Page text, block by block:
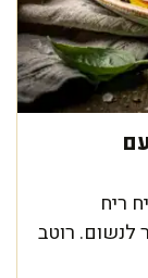
ריח
לנשום. רוטב